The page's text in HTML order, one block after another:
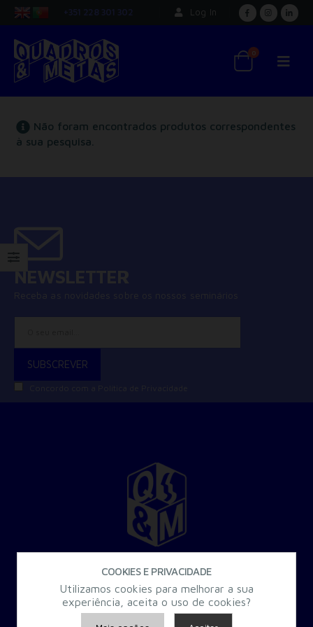
+351 228 301 302 Log In
0
Não foram encontrados produtos correspondentes
à sua pesquisa.
30 Anos a criar Formação Especializada para a Administração
COOKIES E PRIVACIDADE
Utilizamos cookies para melhorar a sua
experiência, aceita o uso de cookies?